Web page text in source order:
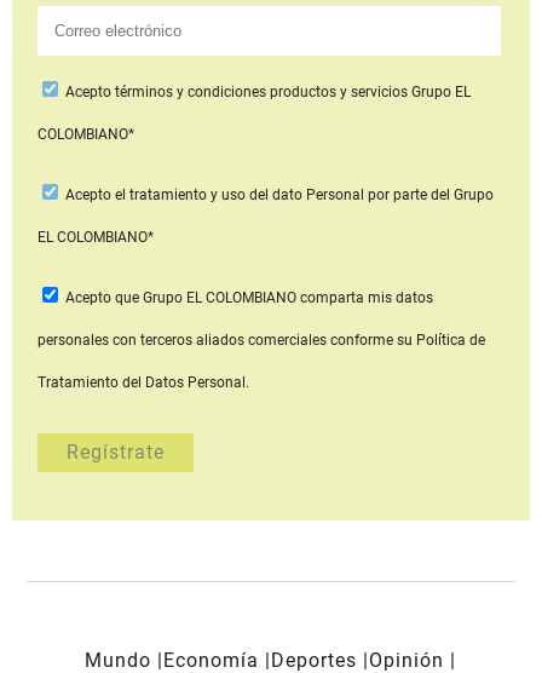
Aceptotérminos y condiciones productos y serviciosGrupo EL
COLOMBIANO*
Acepto el tratamiento y uso del dato Personal por parte del Grupo
EL COLOMBIANO*
Acepto que Grupo EL COLOMBIANOcomparta mis datos
personales con terceros aliados comerciales conforme su Política de
Tratamiento del Datos Personal.
Mundo Economía Deportes
Opinión